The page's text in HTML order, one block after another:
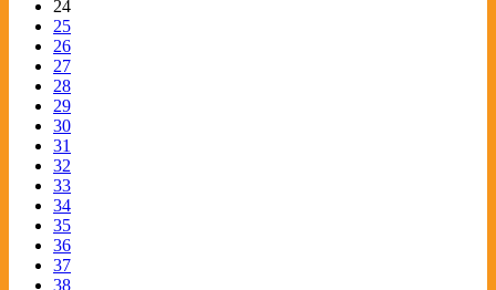
24
25
26
27
28
29
30
31
32
33
34
35
36
37
38